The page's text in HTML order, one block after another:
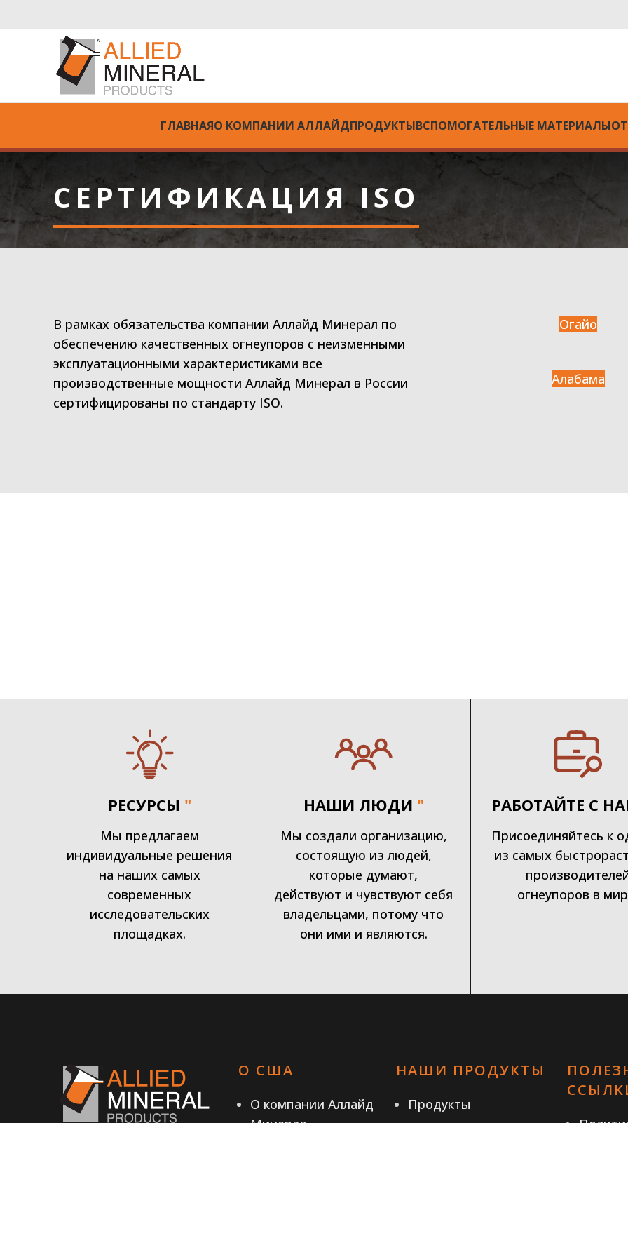
ГЛАВНАЯО КОМПАНИИ АЛЛАЙДПРОДУКТЫВСПОМОГАТЕЛЬНЫЕ МАТЕРИАЛЫ
СЕРТИФИКАЦИЯ ISO
В рамках обязательства компании Аллайд Минерал по
обеспечению качественных огнеупоров с неизменными
эксплуатационными характеристиками все
производственные мощности Аллайд Минерал в России
сертифицированы по стандарту ISO.
Огайо
Алабама
РЕСУРСЫ "
Мы предлагаем
индивидуальные решения
на наших самых
современных
исследовательских
площадках.
НАШИ ЛЮДИ "
Мы создали организацию,
состоящую из людей,
которые думают,
действуют и чувствуют себя
владельцами, потому что
они ими и являются.
РАБОТАЙТЕ С
Присоединяйтесь к
из самых
огнеупоров в
О США
О компании Аллайд
Минерал
НАШИ ПРОДУКТЫ
Продукты